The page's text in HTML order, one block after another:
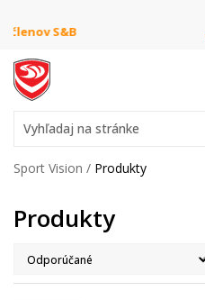
pri objednaní nad 80 €
Vyhľadaj na stránke
Sport Vision Produkty
Produkty